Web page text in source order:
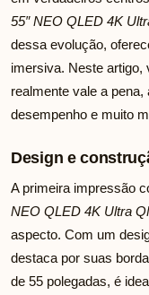
55″ NEO QLED 4K
dessa evolução,
imersiva. Neste
realmente vale a
desempenho e muito
Design e
A primeira impressão
NEO QLED 4K Ultra
aspecto. Com um
destaca por suas
de 55 polegadas, é